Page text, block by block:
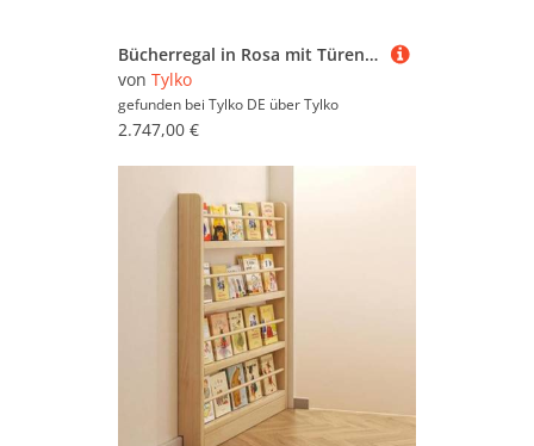
Bücherregal in Rosa mit Türen und Schubladen
von Tylko
gefunden bei Tylko DE überTylko
2.747,00 €